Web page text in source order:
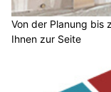
Von der Planung bis
Ihnen zur Seite